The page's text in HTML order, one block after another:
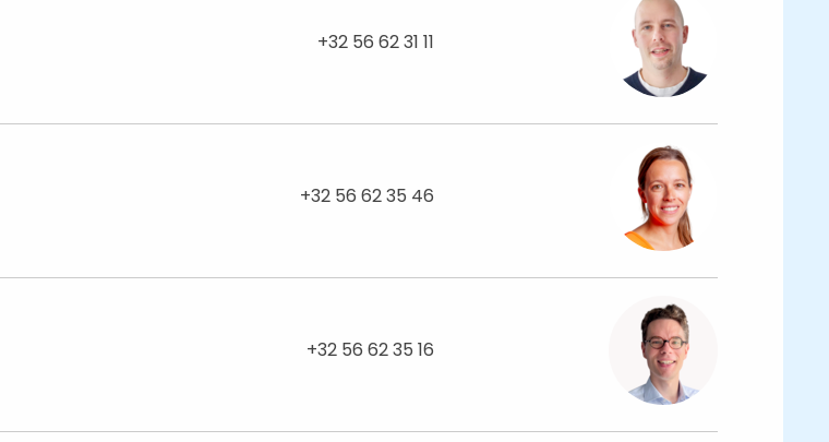
+32 56 62 31 11
+32 56 62 35 46
+32 56 62 35 16